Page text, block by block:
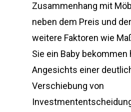
Zusammenhang mit
neben dem Preis und
weitere Faktoren wie
Sie ein Baby bekommen
Angesichts einer
Verschiebung von